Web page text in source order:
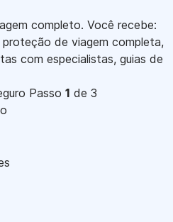
completo. Você recebe:
de viagem completa,
com especialistas, guias de
Passo 1 de 3